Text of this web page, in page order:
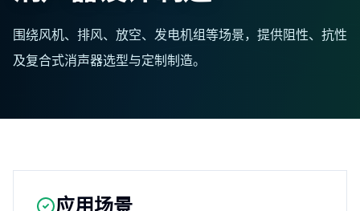
围绕风机、排风、放空、发电机组等场景，提供阻性、抗性
及复合式消声器选型与定制制造。
应用场景